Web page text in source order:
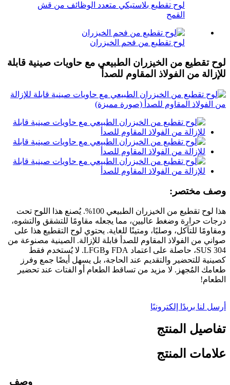
لوح تقطيع بلاستيكي متعدد الوظائف من قش
القمح
لوح تقطيع من فحم الخيزران
لوح تقطيع من الخيزران الطبيعي مع حاويات صينية قابلة
للإزالة من الفولاذ المقاوم للصدأ
وصف مختصر:
هذا لوح تقطيع من الخيزران الطبيعي 100%. يُصنع هذا اللوح تحت
درجات حرارة وضغط عاليين، مما يجعله مقاومًا للتشقق والتشوه،
ومقاومًا للتآكل، وصلبًا، ومتينًا للغاية. يحتوي لوح التقطيع هذا على
صواني من الفولاذ المقاوم للصدأ قابلة للإزالة. الصينية مصنوعة من
SUS 304، حاصلة على اعتماد FDA وLFGB. لا يُستخدم فقط
كصينية للتحضير والتقديم عند الحاجة، بل يسهل أيضًا جمع وفرز
طعامك المُجهز. لا مزيد من تساقط الطعام أو الفتات عند تحضير
الطعام!
أرسل لنا بريدًا إلكترونيًا
تفاصيل المنتج
علامات المنتج
وصف